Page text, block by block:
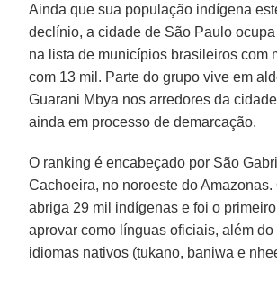
Ainda que sua população indígena
declínio, a cidade de São Paulo
na lista de municípios brasileiros com
com 13 mil. Parte do grupo vive em
Guarani Mbya nos arredores da
ainda em processo de demarcação.
O ranking é encabeçado por São
Cachoeira, no noroeste do
abriga 29 mil indígenas e foi o
aprovar como línguas oficiais, além do
idiomas nativos (tukano, baniwa e